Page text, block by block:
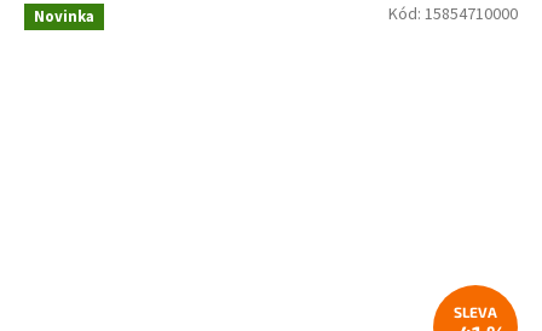
Novinka Kód: 15854710000